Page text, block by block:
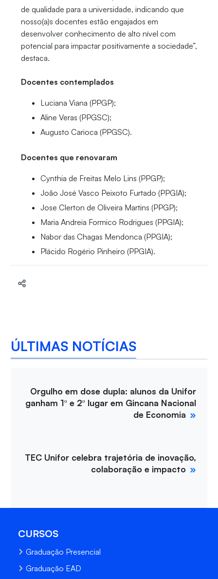
de qualidade para a universidade, indicando que
nosso(a)s docentes estão engajados em
desenvolver conhecimento de alto nível com
potencial para impactar positivamente a sociedade”,
destaca.
Docentes contemplados
Luciana Viana (PPGP);
Aline Veras (PPGSC);
Augusto Carioca (PPGSC).
Docentes que renovaram
Cynthia de Freitas Melo Lins (PPGP);
João José Vasco Peixoto Furtado (PPGIA);
Jose Clerton de Oliveira Martins (PPGP);
Maria Andreia Formico Rodrigues (PPGIA);
Nabor das Chagas Mendonca (PPGIA);
Plácido Rogério Pinheiro (PPGIA).
ÚLTIMAS NOTÍCIAS
Orgulho em dose dupla: alunos da Unifor
ganham 1º e 2º lugar em Gincana Nacional
de Economia
TEC Unifor celebra trajetória de inovação,
colaboração e impacto
CURSOS
Graduação Presencial
Graduação EAD